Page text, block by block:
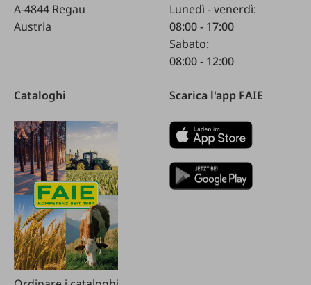
A-4844 Regau
Austria
Lunedì - venerdì:
08:00 - 17:00
Sabato:
08:00 - 12:00
Cataloghi Scarica l'app FAIE